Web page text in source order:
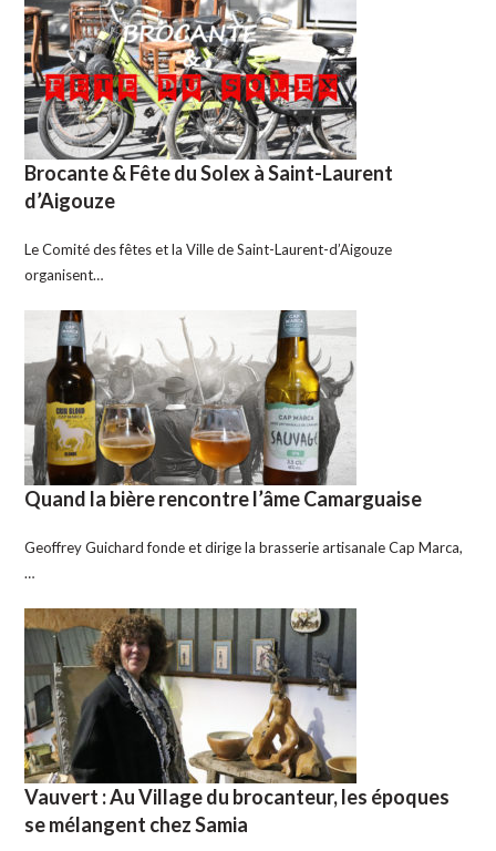
Brocante & Fête du Solex à Saint-Laurent
d’Aigouze
Le Comité des fêtes et la Ville de Saint-Laurent-d’Aigouze
organisent…
Quand la bière rencontre l’âme Camarguaise
Geoffrey Guichard fonde et dirige la brasserie artisanale Cap Marca,
…
Vauvert : Au Village du brocanteur, les époques
se mélangent chez Samia